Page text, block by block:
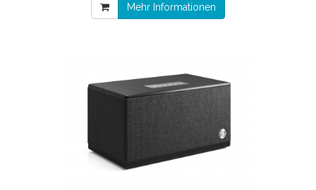
Mehr Informationen